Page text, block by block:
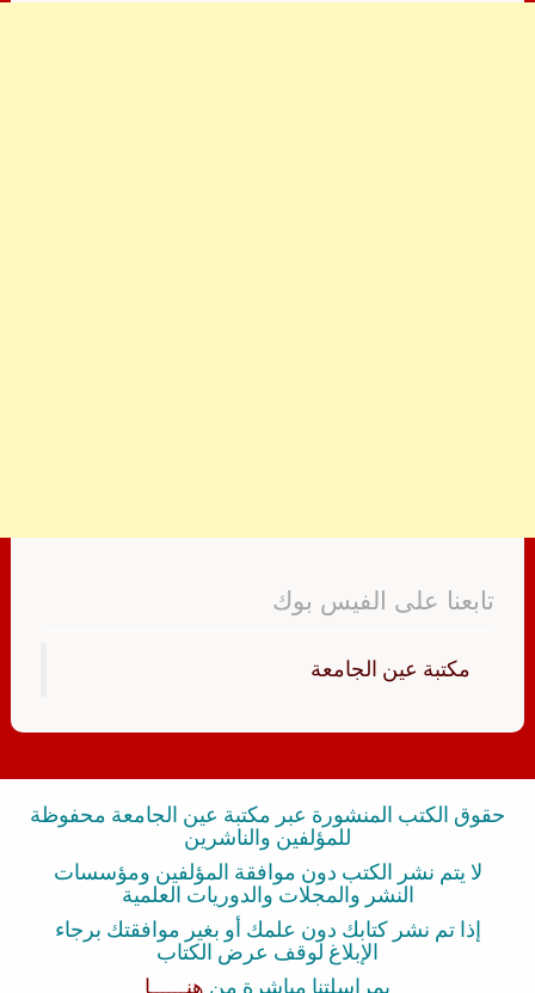
تابعنا على الفيس بوك
‏مكتبة عين الجامعة‏
حقوق الكتب المنشورة عبر مكتبة عين الجامعة محفوظة
للمؤلفين والناشرين
لا يتم نشر الكتب دون موافقة المؤلفين ومؤسسات
النشر والمجلات والدوريات العلمية
إذا تم نشر كتابك دون علمك أو بغير موافقتك برجاء
الإبلاغ لوقف عرض الكتاب
بمراسلتنا مباشرة من هنــــــا